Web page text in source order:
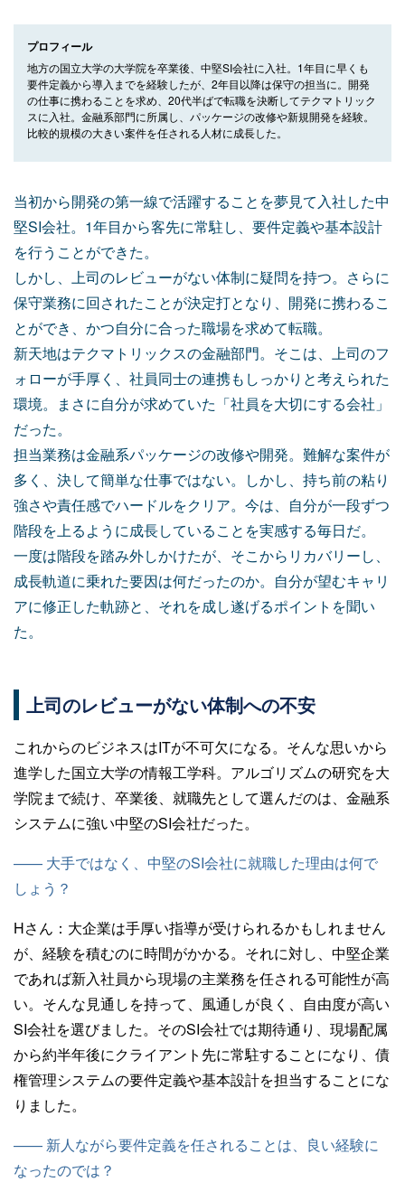
プロフィール
地方の国立大学の大学院を卒業後、中堅SI会社に入社。1年目に早くも
要件定義から導入までを経験したが、2年目以降は保守の担当に。開発
の仕事に携わることを求め、20代半ばで転職を決断してテクマトリック
スに入社。金融系部門に所属し、パッケージの改修や新規開発を経験。
比較的規模の大きい案件を任される人材に成長した。
当初から開発の第一線で活躍することを夢見て入社した中
堅SI会社。1年目から客先に常駐し、要件定義や基本設計
を行うことができた。
しかし、上司のレビューがない体制に疑問を持つ。さらに
保守業務に回されたことが決定打となり、開発に携わるこ
とができ、かつ自分に合った職場を求めて転職。
新天地はテクマトリックスの金融部門。そこは、上司のフ
ォローが手厚く、社員同士の連携もしっかりと考えられた
環境。まさに自分が求めていた「社員を大切にする会社」
だった。
担当業務は金融系パッケージの改修や開発。難解な案件が
多く、決して簡単な仕事ではない。しかし、持ち前の粘り
強さや責任感でハードルをクリア。今は、自分が一段ずつ
階段を上るように成長していることを実感する毎日だ。
一度は階段を踏み外しかけたが、そこからリカバリーし、
成長軌道に乗れた要因は何だったのか。自分が望むキャリ
アに修正した軌跡と、それを成し遂げるポイントを聞い
た。
上司のレビューがない体制への不安
これからのビジネスはITが不可欠になる。そんな思いから
進学した国立大学の情報工学科。アルゴリズムの研究を大
学院まで続け、卒業後、就職先として選んだのは、金融系
システムに強い中堅のSI会社だった。
—— 大手ではなく、中堅のSI会社に就職した理由は何で
しょう？
Hさん： 大企業は手厚い指導が受けられるかもしれません
が、経験を積むのに時間がかかる。それに対し、中堅企業
であれば新入社員から現場の主業務を任される可能性が高
い。そんな見通しを持って、風通しが良く、自由度が高い
SI会社を選びました。そのSI会社では期待通り、現場配属
から約半年後にクライアント先に常駐することになり、債
権管理システムの要件定義や基本設計を担当することにな
りました。
—— 新人ながら要件定義を任されることは、良い経験に
なったのでは？